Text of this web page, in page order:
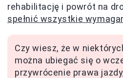
rehabilitację i powrót na
spełnić wszystkie
Czy wiesz, że w
można ubiegać się o
przywrócenie prawa